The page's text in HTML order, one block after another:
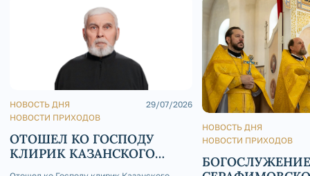
НОВОСТЬ ДНЯ
НОВОСТИ ПРИХОДОВ
29/07/2026
ОТОШЕЛ КО ГОСПОДУ
КЛИРИК КАЗАНСКОГО
НОВОСТЬ ДНЯ
НОВОСТИ ПРИХОДОВ